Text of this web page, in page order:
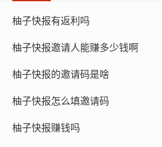
柚子快报有返利吗
柚子快报邀请人能赚多少钱啊
柚子快报的邀请码是啥
柚子快报怎么填邀请码
柚子快报赚钱吗